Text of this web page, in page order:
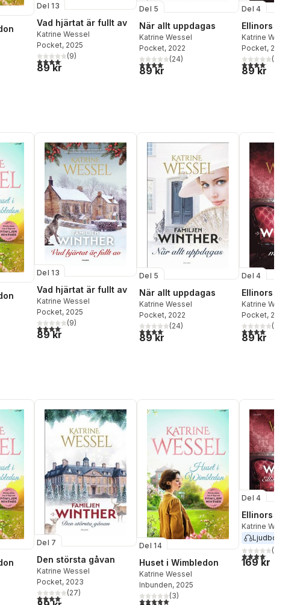
antal röster:
Del 13
Vad hjärtat är fullt av
Katrine Wessel
Pocket, 2025
4,1utav 5 stjärnor. Totalt antal röster:
(9)
89 kr
Del 5
När allt uppdagas
Katrine Wessel
Pocket, 2022
4,1utav 5 stjärnor. Totalt antal röster:
(24)
89 kr
Del 4
Ellinors
Katrine Wessel
Pocket, 2022
4,1utav 5(
89 kr
antal röster:
Del 13
Vad hjärtat är fullt av
Katrine Wessel
Pocket, 2025
4,1utav 5 stjärnor. Totalt antal röster:
(9)
89 kr
Del 5
När allt uppdagas
Katrine Wessel
Pocket, 2022
4,1utav 5 stjärnor. Totalt antal röster:
(24)
89 kr
Del 4
Ellinors
Katrine Wessel
Pocket, 2022
4,1utav 5(
89 kr
antal röster:
Del 7
Den största gåvan
Katrine Wessel
Pocket, 2023
4,1utav 5 stjärnor. Totalt antal röster:
(27)
Del 14
Huset i Wimbledon
Katrine Wessel
Inbunden, 2025
5,0utav 5 stjärnor. Totalt antal röster:
(3)
Del 4
Ellinors
Katrine Wessel
Ljudbok
4,1utav 5(
169 kr